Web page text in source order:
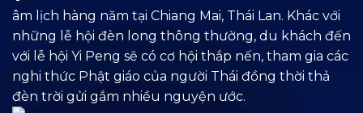
âm lịch hàng năm tại Chiang Mai, Thái Lan. Khác với
những lễ hội đèn long thông thường, du khách đến
với lễ hội Yi Peng sẽ có cơ hội thắp nến, tham gia các
nghi thức Phật giáo của người Thái đồng thời thả
đèn trời gửi gắm nhiều nguyện ước.